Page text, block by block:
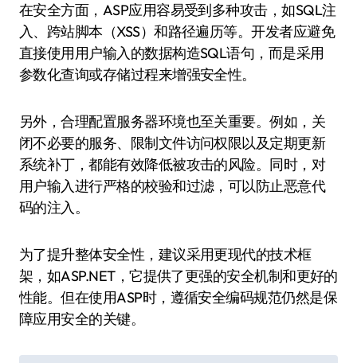
在安全方面，ASP应用容易受到多种攻击，如SQL注
入、跨站脚本（XSS）和路径遍历等。开发者应避免
直接使用用户输入的数据构造SQL语句，而是采用
参数化查询或存储过程来增强安全性。
另外，合理配置服务器环境也至关重要。例如，关
闭不必要的服务、限制文件访问权限以及定期更新
系统补丁，都能有效降低被攻击的风险。同时，对
用户输入进行严格的校验和过滤，可以防止恶意代
码的注入。
为了提升整体安全性，建议采用更现代的技术框
架，如ASP.NET，它提供了更强的安全机制和更好的
性能。但在使用ASP时，遵循安全编码规范仍然是保
障应用安全的关键。